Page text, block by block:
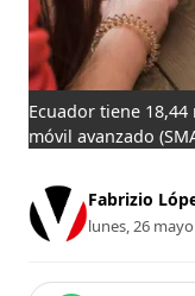
Ecuador tiene
móvil avanzado
Fabrizio
lunes, 26